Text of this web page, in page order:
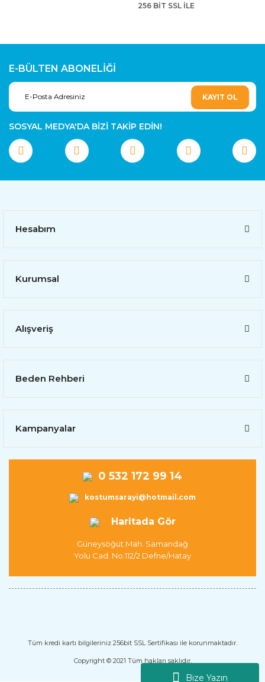
Bize Yazın
256 BİT SSL İLE
E-BÜLTEN ABONELİĞİ
KAYIT OL
SOSYAL MEDYA'DA BİZİ TAKİP EDİN!
Hesabım
Kurumsal
Alışveriş
Beden Rehberi
Kampanyalar
0 532 172 99 14
kostumsarayi@hotmail.com
Haritada Gör
Güneysöğüt Mah. Samandağ
Yolu Cad. No:112/2 Defne/Hatay
Tüm kredi kartı bilgileriniz 256bit SSL Sertifikası ile korunmaktadır.
Copyright © 2021 Tüm hakları saklıdır.